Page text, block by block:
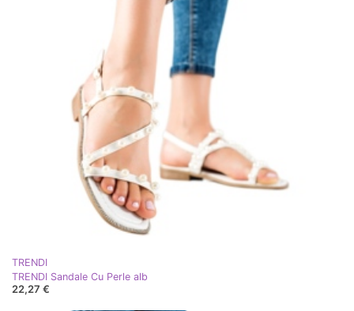
TRENDI
TRENDI Sandale Cu Perle alb
22,27 €